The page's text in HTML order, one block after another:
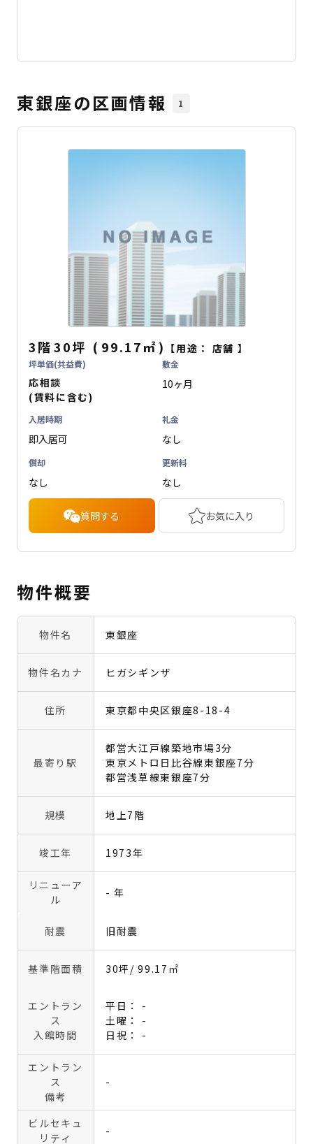
東銀座の区画情報 1
3階30坪 ( 99.17㎡ ) 【用途： 店舗 】
坪単価(共益費)
応相談
(賃料に含む)
敷金
10ヶ月
入居時期
即入居可
礼金
なし
償却
なし
更新料
なし
質問する お気に入り
物件概要
物件名 東銀座
物件名カナ ヒガシギンザ
住所 東京都中央区銀座8-18-4
最寄り駅
都営大江戸線築地市場3分
東京メトロ日比谷線東銀座7分
都営浅草線東銀座7分
規模 地上7階
竣工年 1973年
リニューア
ル
- 年
耐震 旧耐震
基準階面積 30坪 / 99.17㎡
エントラン
ス
入館時間
平日： -
土曜： -
日祝： -
エントラン
ス
備考
-
ビルセキュ
リティ
-